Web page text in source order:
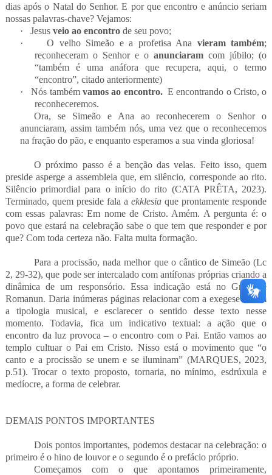
dias após o Natal do Senhor. E por que encontro e anúncio seriam
nossas palavras-chave? Vejamos:
·
Jesus veio ao encontro de seu povo;
·
O velho Simeão e a profetisa Ana vieram também;
reconheceram o Senhor e oanunciaram com júbilo; (o
“também é uma anáfora que recupera, aqui, o termo
“encontro”, citado anteriormente)
·
Nós também vamos ao encontro. E encontrando o Cristo, o
reconheceremos.
Ora, se Simeão e Ana ao reconhecerem o Senhor o
anunciaram, assim também nós, uma vez que o reconhecemos
na fração do pão, e enquanto esperamos a sua vinda gloriosa!
O próximo passo é a benção das velas. Feito isso, quem
preside asperge a assembleia que, em silêncio, corresponde ao rito.
Silêncio primordial para o início do rito (CATA PRÊTA, 2023).
Terminado, quem preside fala aekklesia que prontamente responde
com essas palavras: Em nome de Cristo. Amém. A pergunta é: o
povo que estará na celebração sabe o que tem que responder e por
que? Com toda certeza não. Falta muita formação.
Para a procissão, nada melhor que o cântico de Simeão (Lc
2, 29-32), que pode ser intercalado com antífonas próprias criando a
dinâmica de um responsório. Essa indicação está no Graduale
Romanun. Daria inúmeras páginas relacionar com a exegese e com
a tipologia musical, e esclarecer o sentido desse texto nesse
momento. Todavia, fica um indicativo textual: a ação que o
encontro da luz provoca – o encontro com o Pai. Então vamos ao
templo cultuar o Pai em Cristo. Nisso está o movimento que “o
canto e a procissão se unem e se iluminam” (MARQUES, 2023,
p.51). Trocar o texto proposto, tornaria, no mínimo, esdrúxula e
medíocre, a forma de celebrar.
DEMAIS PONTOS IMPORTANTES
Dois pontos importantes, podemos destacar na celebração: o
primeiro é o hino de louvor e o segundo é o prefácio próprio.
Começamos com o que apontamos primeiramente,